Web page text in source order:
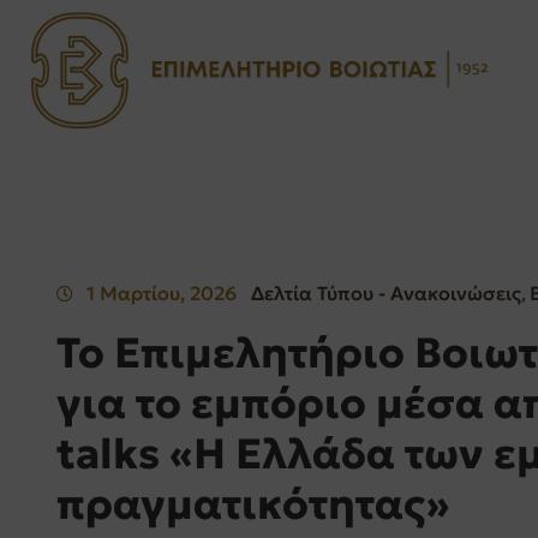
1 Μαρτίου, 2026 Δελτία Τύπου - Ανακοινώσεις‚
Το Επιμελητήριο
για το εμπόριο μέσα
talks «Η Ελλάδα των
πραγματικότητας»